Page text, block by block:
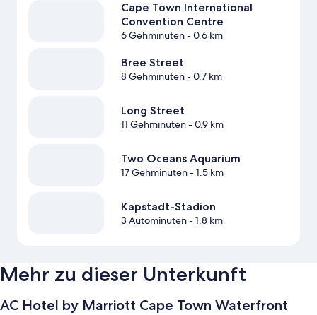
Cape Town International
Convention Centre
6 Gehminuten- 0.6 km
Bree Street
8 Gehminuten- 0.7 km
Long Street
11 Gehminuten- 0.9 km
Two Oceans Aquarium
17 Gehminuten- 1.5 km
Kapstadt-Stadion
3 Autominuten- 1.8 km
Mehr zu dieser Unterkunft
AC Hotel by Marriott Cape Town Waterfront